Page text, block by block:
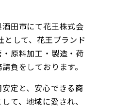
田市にて花王株式会
して、花王ブランド
原料加工・製造・荷
負をしております。
定と、安心できる商
て、地域に愛され、